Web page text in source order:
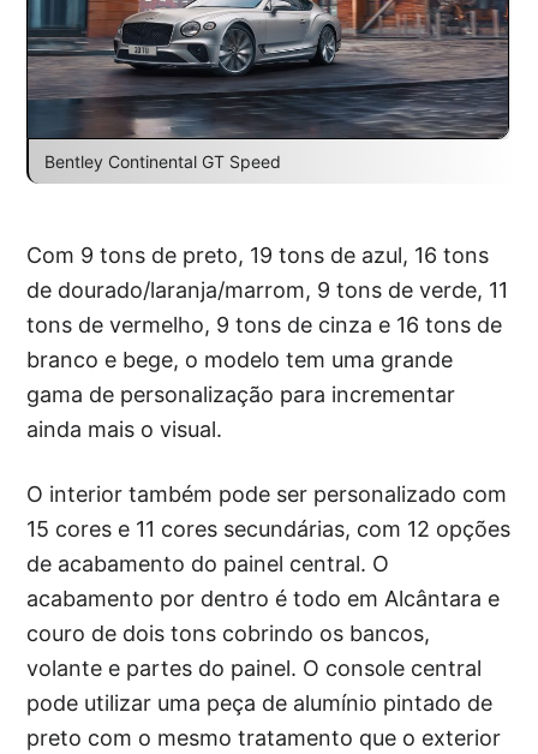
Bentley Continental GT Speed
Com 9 tons de preto, 19 tons de azul, 16 tons
de dourado/laranja/marrom, 9 tons de verde, 11
tons de vermelho, 9 tons de cinza e 16 tons de
branco e bege, o modelo tem uma grande
gama de personalização para incrementar
ainda mais o visual.
O interior também pode ser personalizado com
15 cores e 11 cores secundárias, com 12 opções
de acabamento do painel central. O
acabamento por dentro é todo em Alcântara e
couro de dois tons cobrindo os bancos,
volante e partes do painel. O console central
pode utilizar uma peça de alumínio pintado de
preto com o mesmo tratamento que o exterior